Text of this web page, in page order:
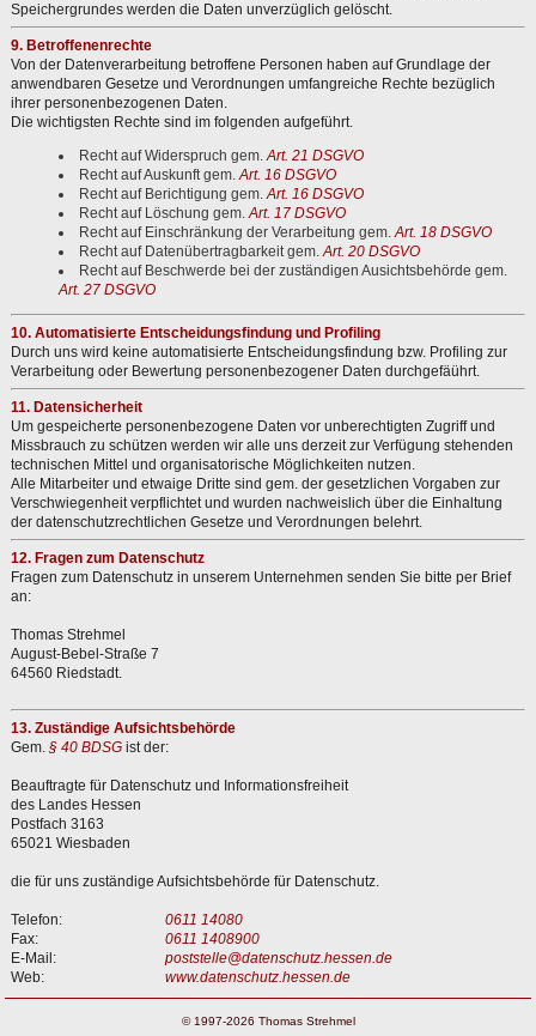
Speichergrundes werden die Daten unverzüglich gelöscht.
9. Betroffenenrechte
Von der Datenverarbeitung betroffene Personen haben auf Grundlage der
anwendbaren Gesetze und Verordnungen umfangreiche Rechte bezüglich
ihrer personenbezogenen Daten.
Die wichtigsten Rechte sind im folgenden aufgeführt.
Recht auf Widerspruch gem.Art. 21 DSGVO
Recht auf Auskunft gem.Art. 16 DSGVO
Recht auf Berichtigung gem.Art. 16 DSGVO
Recht auf Löschung gem.Art. 17 DSGVO
Recht auf Einschränkung der Verarbeitung gem.Art. 18 DSGVO
Recht auf Datenübertragbarkeit gem.Art. 20 DSGVO
Recht auf Beschwerde bei der zuständigen Ausichtsbehörde gem.
Art. 27 DSGVO
10. Automatisierte Entscheidungsfindung und Profiling
Durch uns wird keine automatisierte Entscheidungsfindung bzw. Profiling zur
Verarbeitung oder Bewertung personenbezogener Daten durchgefäührt.
11. Datensicherheit
Um gespeicherte personenbezogene Daten vor unberechtigten Zugriff und
Missbrauch zu schützen werden wir alle uns derzeit zur Verfügung stehenden
technischen Mittel und organisatorische Möglichkeiten nutzen.
Alle Mitarbeiter und etwaige Dritte sind gem. der gesetzlichen Vorgaben zur
Verschwiegenheit verpflichtet und wurden nachweislich über die Einhaltung
der datenschutzrechtlichen Gesetze und Verordnungen belehrt.
12. Fragen zum Datenschutz
Fragen zum Datenschutz in unserem Unternehmen senden Sie bitte per Brief
an:
Thomas Strehmel
August-Bebel-Straße 7
64560 Riedstadt.
13. Zuständige Aufsichtsbehörde
Gem.§ 40 BDSG ist der:
Beauftragte für Datenschutz und Informationsfreiheit
des Landes Hessen
Postfach 3163
65021 Wiesbaden
die für uns zuständige Aufsichtsbehörde für Datenschutz.
Telefon:
0611 14080
Fax:
0611 1408900
E-Mail:
poststelle@datenschutz.hessen.de
Web:
www.datenschutz.hessen.de
© 1997-2026 Thomas Strehmel